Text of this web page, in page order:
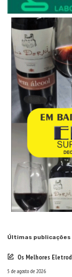
Últimas publicações
5 de agosto de 2026
Barrolândia em